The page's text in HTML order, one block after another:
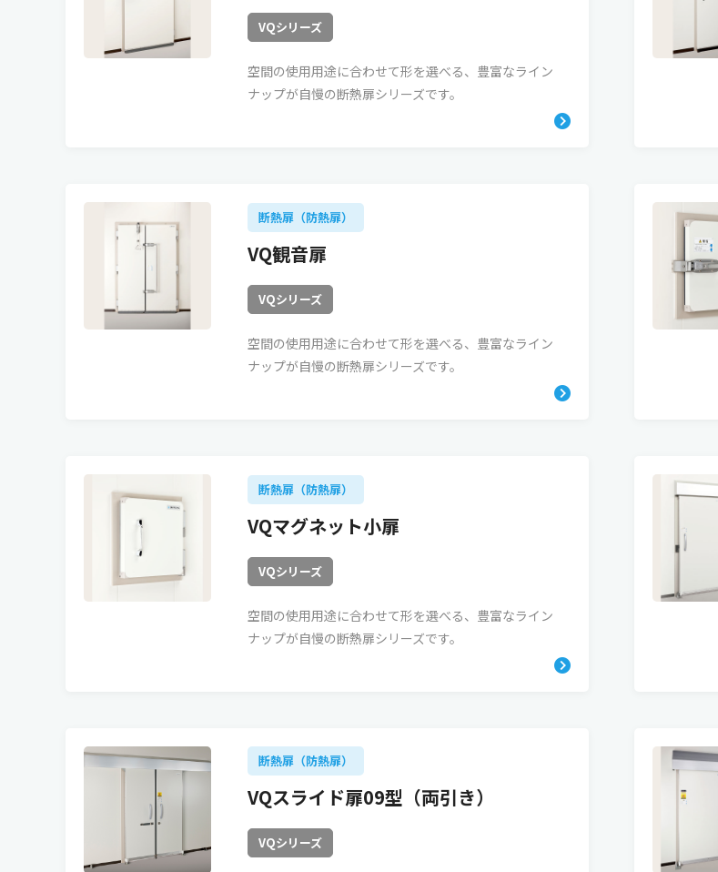
VQシリーズ
空間の使用用途に合わせて形を選べる、豊富なライン
ナップが自慢の断熱扉シリーズです。
断熱扉（防熱扉）
VQ観音扉
VQシリーズ
空間の使用用途に合わせて形を選べる、豊富なライン
ナップが自慢の断熱扉シリーズです。
断熱扉（防熱扉）
VQマグネット小扉
VQシリーズ
空間の使用用途に合わせて形を選べる、豊富なライン
ナップが自慢の断熱扉シリーズです。
断熱扉（防熱扉）
VQスライド扉09型（両引き）
VQシリーズ